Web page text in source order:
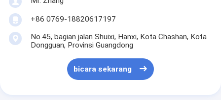
Tentang kami
Tur Pabrik
Kontrol Kualitas
+86 0769-18820617197
No.45, bagian jalan Shuixi, Hanxi, Kota Chashan, Kota
Dongguan, Provinsi Guangdong
bicara sekarang